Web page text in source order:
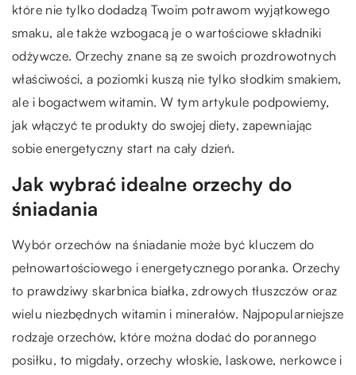
które nie tylko dodadzą Twoim potrawom wyjątkowego
smaku, ale także wzbogacą je o wartościowe składniki
odżywcze. Orzechy znane są ze swoich prozdrowotnych
właściwości, a poziomki kuszą nie tylko słodkim smakiem,
ale i bogactwem witamin. W tym artykule podpowiemy,
jak włączyć te produkty do swojej diety, zapewniając
sobie energetyczny start na cały dzień.
Jak wybrać idealne orzechy do
śniadania
Wybór orzechów na śniadanie może być kluczem do
pełnowartościowego i energetycznego poranka. Orzechy
to prawdziwy skarbnica białka, zdrowych tłuszczów oraz
wielu niezbędnych witamin i minerałów. Najpopularniejsze
rodzaje orzechów, które można dodać do porannego
posiłku, to migdały, orzechy włoskie, laskowe, nerkowce i